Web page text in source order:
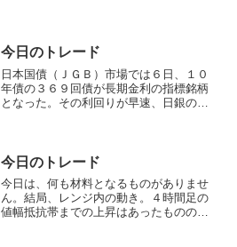
れだけ...
今日のトレード
日本国債（ＪＧＢ）市場では６日、１０
年債の３６９回債が長期金利の指標銘柄
となった。その利回りが早速、日銀のイ
５％に上昇した。日銀は昨年...
今日のトレード
今日は、何も材料となるものがありませ
ん。結局、レンジ内の動き。４時間足の
値幅抵抗帯までの上昇はあったものの、